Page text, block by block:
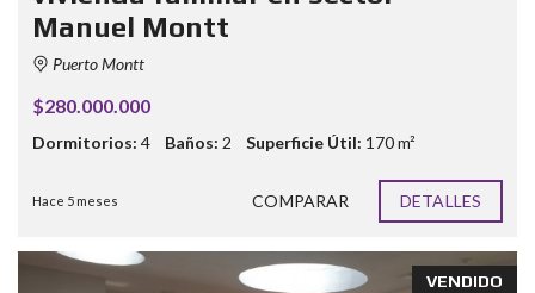
Manuel Montt
Puerto Montt
$280.000.000
Dormitorios: 4 Baños: 2 Superficie Útil: 170 m²
Hace 5 meses COMPARAR DETALLES
VENDIDO